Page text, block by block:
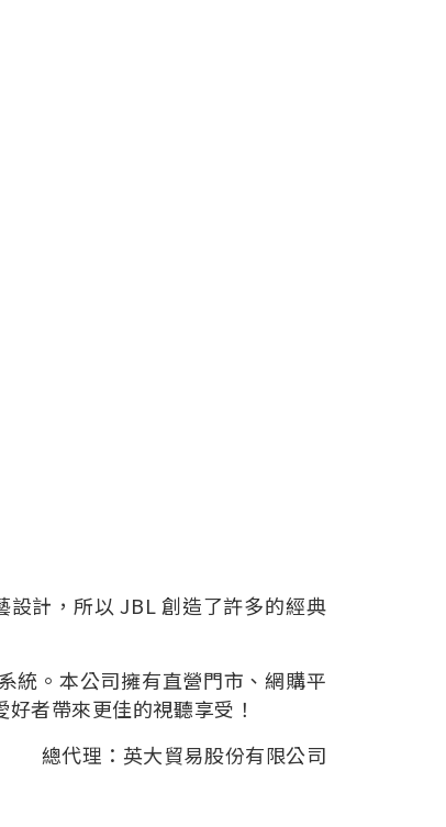
計，所以 JBL 創造了許多的經典
。本公司擁有直營門市、網購平
者帶來更佳的視聽享受！
總代理：英大貿易股份有限公司